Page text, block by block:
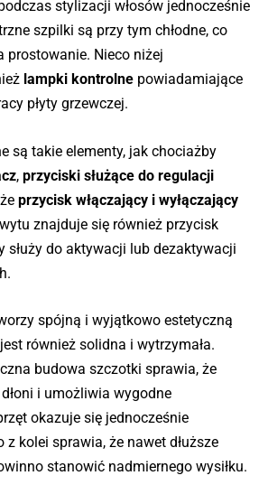
stylizacji włosów jednocześnie
szpilki są przy tym chłodne, co
prostowanie. Nieco niżej
lampki kontrolne powiadamiające
płyty grzewczej.
są takie elementy, jak chociażby
, przyciski służące do regulacji
przycisk włączający i wyłączający
znajduje się również przycisk
służy do aktywacji lub dezaktywacji
spójną i wyjątkowo estetyczną
również solidna i wytrzymała.
budowa szczotki sprawia, że
i umożliwia wygodne
okazuje się jednocześnie
kolei sprawia, że nawet dłuższe
stanowić nadmiernego wysiłku.